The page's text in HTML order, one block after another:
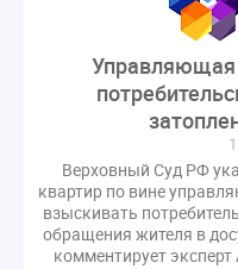
Управляющая
Верховный Суд РФ
квартир по вине
взыскивать
обращения жителя в
комментирует